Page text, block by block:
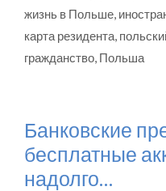
жизнь в Польше,
карта резидента,
гражданство, Польша
Банковские
бесплатные
надолго…